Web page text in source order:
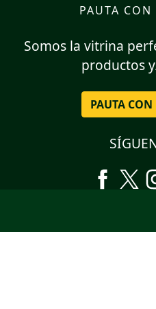
PAUTA CON
Somos la vitrina
productos
PAUTA